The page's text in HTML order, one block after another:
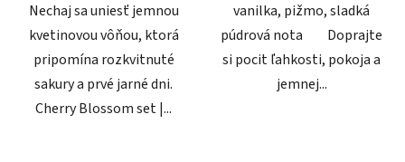
Nechaj sa uniesť jemnou
kvetinovou vôňou, ktorá
pripomína rozkvitnuté
sakury a prvé jarné dni.
Cherry Blossom set |...
vanilka, pižmo, sladká
púdrová nota Doprajte
si pocit ľahkosti, pokoja a
jemnej...